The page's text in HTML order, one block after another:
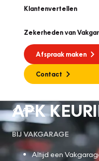
Klantenvertellen
Zekerheden van
Afspraak maken
Contact
APK
APK
BIJ VAKGARAGE
Altijd een